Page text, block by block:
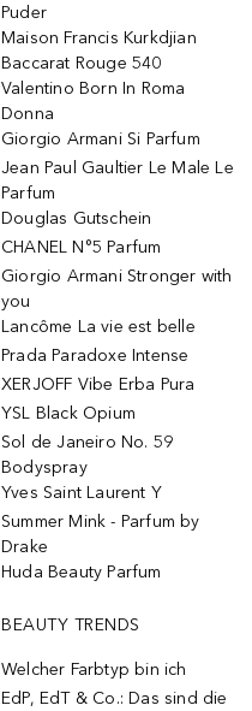
Puder
Maison Francis Kurkdjian
Baccarat Rouge 540
Valentino Born In Roma
Donna
Giorgio Armani Si Parfum
Jean Paul Gaultier Le Male Le
Parfum
Douglas Gutschein
CHANEL N°5 Parfum
Giorgio Armani Stronger with
you
Lancôme La vie est belle
Prada Paradoxe Intense
XERJOFF Vibe Erba Pura
YSL Black Opium
Sol de Janeiro No. 59
Bodyspray
Yves Saint Laurent Y
Summer Mink - Parfum by
Drake
Huda Beauty Parfum
BEAUTY TRENDS
Welcher Farbtyp bin ich
EdP, EdT & Co.: Das sind die